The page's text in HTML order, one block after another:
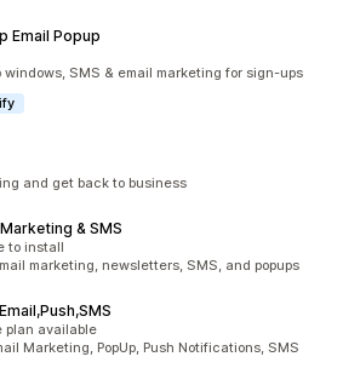
Email Popup
windows, SMS & email marketing for sign-ups
and get back to business
& SMS
to install
marketing, newsletters, SMS, and popups
plan available
Marketing, PopUp, Push Notifications, SMS